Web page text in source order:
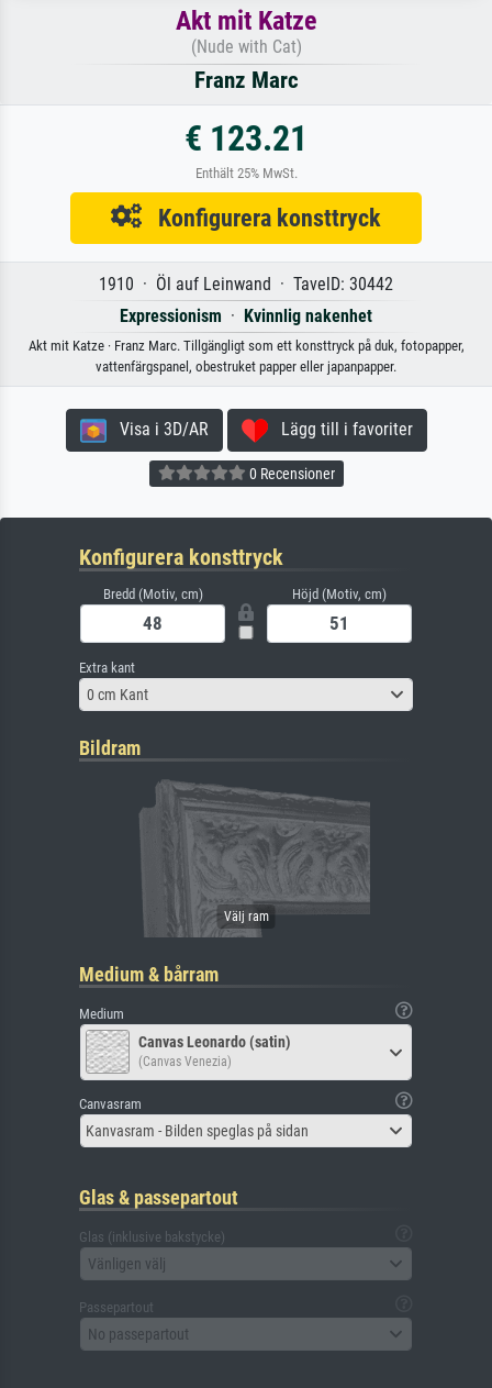
Akt mit Katze
(Nude with Cat)
Franz Marc
€ 123.21
Enthält 25% MwSt.
Konfigurera konsttryck
1910 · Öl auf Leinwand · TavelD: 30442
Expressionism · Kvinnlig nakenhet
Akt mit Katze · Franz Marc. Tillgängligt som ett konsttryck på duk, fotopapper,
vattenfärgspanel, obestruket papper eller japanpapper.
Visa i 3D/AR Lägg till i favoriter
0 Recensioner
Konfigurera konsttryck
Bredd (Motiv, cm) Höjd (Motiv, cm)
Extra kant
0 cm Kant
Bildram
Medium & bårram
Medium
Canvas Leonardo (satin)
(Canvas Venezia)
Canvasram
Kanvasram - Bilden speglas på sidan
Glas & passepartout
Glas (inklusive bakstycke)
Vänligen välj
Passepartout
No passepartout